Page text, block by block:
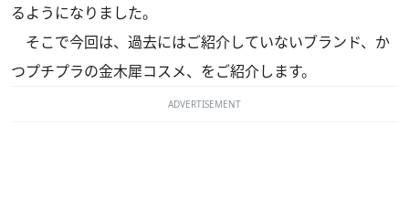
るようになりました。
そこで今回は、過去にはご紹介していないブランド、か
つプチプラの金木犀コスメ、をご紹介します。
ADVERTISEMENT